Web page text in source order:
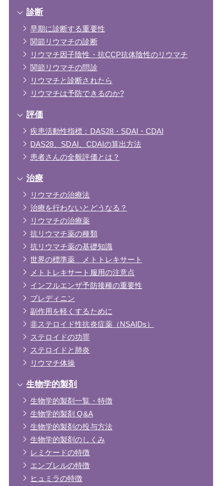
診断
早期に診断する重要性
関節リウマチの診断
リウマチ因子陰性・抗CCP抗体陰性のリウマチ
関節リウマチの問診
リウマチと診断されたら
リウマチは予防できるのか?
評価
疾患活動性指標：DAS28・SDAI・CDAI
DAS28、SDAI、CDAIの算出方法
患者さんの全般評価とは？
治療
リウマチの治療法
治療を行わないとどうなる？
リウマチの治療薬
抗リウマチ薬の種類
抗リウマチ薬の基礎知識
世界の標準薬 メトトレキサート
メトトレキサート服用の注意点
インフルエンザ予防接種の重要性
ブレディニン
副作用を軽くするために
非ステロイド性抗炎症薬（NSAIDs）
ステロイドの功罪
ステロイドと肺炎
リウマチ体操
生物学的製剤
生物学的製剤一覧・特徴
生物学的製剤 Q&A
生物学的製剤の投与方法
生物学的製剤のしくみ
レミケードの特徴
エンブレルの特徴
ヒュミラの特徴